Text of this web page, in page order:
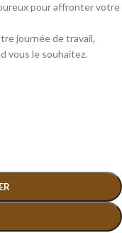
pour affronter votre
journée de travail,
vous le souhaitez.